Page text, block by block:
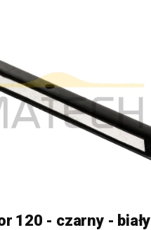
120 - czarny - biały